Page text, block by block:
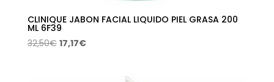
CLINIQUE JABON FACIAL LIQUIDO PIEL GRASA 200
ML 6F39
32,50€ El
17,17€El